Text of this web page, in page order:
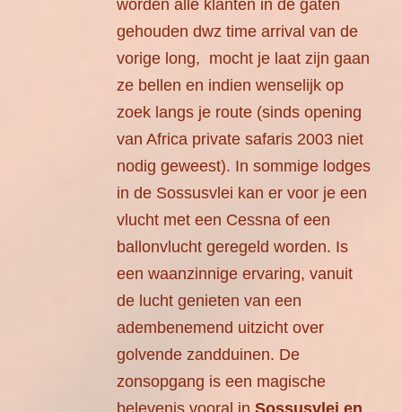
worden alle klanten in de gaten
gehouden dwz time arrival van de
vorige long, mocht je laat zijn gaan
ze bellen en indien wenselijk op
zoek langs je route (sinds opening
van Africa private safaris 2003 niet
nodig geweest). In sommige lodges
in de Sossusvlei kan er voor je een
vlucht met een Cessna of een
ballonvlucht geregeld worden. Is
een waanzinnige ervaring, vanuit
de lucht genieten van een
adembenemend uitzicht over
golvende zandduinen. De
zonsopgang is een magische
belevenis vooral in Sossusvlei en